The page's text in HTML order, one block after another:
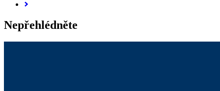
Nepřehlédněte